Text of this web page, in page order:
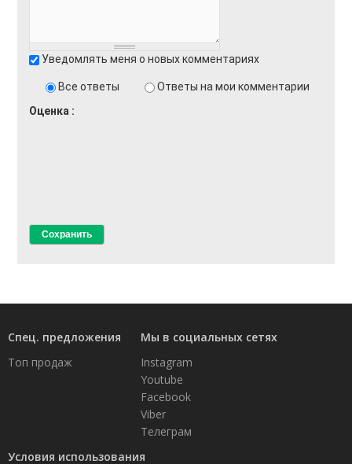
Уведомлять меня о новых комментариях
Все ответы
Ответы на мои комментарии
Оценка
Спец. предложения
Топ продаж
Мы в социальных сетях
Instagram
Youtube
Facebook
Viber
Телеграм
Условия использования